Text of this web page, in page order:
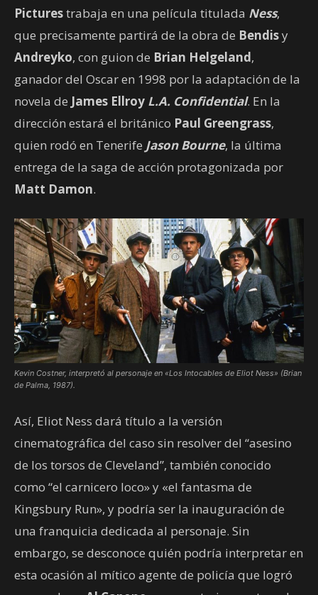
Picturestrabaja en una película titulada Ness,
que precisamente partirá de la obra de Bendisy
Andreyko, con guion de Brian Helgeland,
ganador del Oscar en 1998 por la adaptación de la
novela de James Ellroy L.A. Confidential. En la
dirección estará el británico Paul Greengrass,
quien rodó en Tenerife Jason Bourne, la última
entrega de la saga de acción protagonizada por
Matt Damon.
Kevin Costner, interpretó al personaje en «Los Intocables de Eliot Ness» (Brian
de Palma, 1987).
Así, Eliot Ness dará título a la versión
cinematográfica del caso sin resolver del “asesino
de los torsos de Cleveland”, también conocido
como “el carnicero loco» y «el fantasma de
Kingsbury Run», y podría ser la inauguración de
una franquicia dedicada al personaje. Sin
embargo, se desconoce quién podría interpretar en
esta ocasión al mítico agente de policía que logró